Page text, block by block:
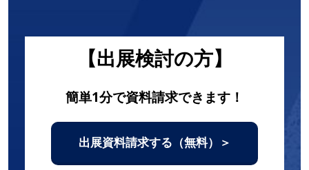
【出展検討の方】
簡単1分で資料請求できます！
出展資料請求する（無料）＞